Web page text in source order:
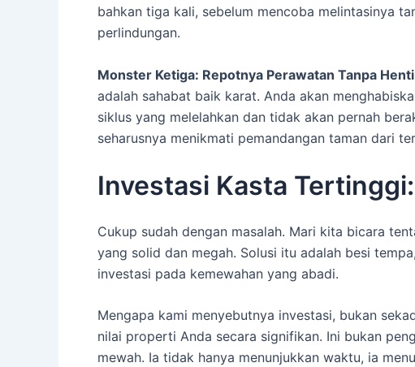
bahkan tiga kali, sebelum mencoba melintasinya
perlindungan.
Monster Ketiga: Repotnya Perawatan Tanpa
adalah sahabat baik karat. Anda akan
siklus yang melelahkan dan tidak akan pernah
seharusnya menikmati pemandangan taman dari
Investasi Kasta
Cukup sudah dengan masalah. Mari kita bicara
yang solid dan megah. Solusi itu adalah besi
investasi pada kemewahan yang abadi.
Mengapa kami menyebutnya investasi, bukan
nilai properti Anda secara signifikan. Ini bukan
mewah. Ia tidak hanya menunjukkan waktu, ia